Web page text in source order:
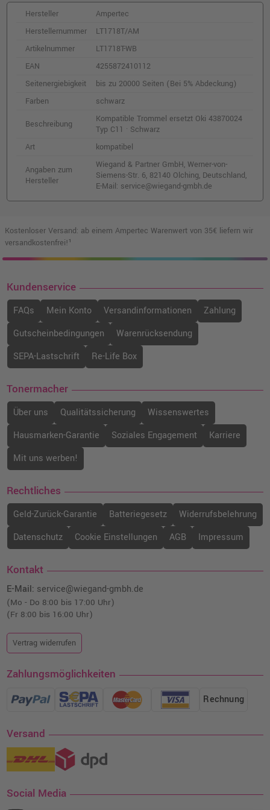
Hersteller
Ampertec
Herstellernummer
LT1718T/AM
Artikelnummer
LT1718T-WB
EAN
4255872410112
Seitenergiebigkeit
bis zu 20000 Seiten (Bei 5% Abdeckung)
Farben
schwarz
Beschreibung
Kompatible Trommel ersetzt Oki 43870024
Typ C11 · Schwarz
Art
kompatibel
Angaben zum
Hersteller
Wiegand & Partner GmbH, Werner-von-
Siemens-Str. 6, 82140 Olching, Deutschland,
E-Mail: service@wiegand-gmbh.de
Kostenloser Versand: ab einem Ampertec Warenwert von 35€ liefern wir
versandkostenfrei!¹
Kundenservice
FAQs Mein Konto Versandinformationen
Zahlung
Gutscheinbedingungen
Warenrücksendung
SEPA-Lastschrift
Re-Life Box
Tonermacher
Über uns Qualitätssicherung
Wissenswertes
Hausmarken-Garantie
Soziales Engagement
Karriere
Mit uns werben!
Rechtliches
Geld-Zurück-Garantie Batteriegesetz
Widerrufsbelehrung
Datenschutz
Cookie Einstellungen AGB Impressum
Kontakt
E-Mail: service@wiegand-gmbh.de
(Mo - Do 8:00 bis 17:00 Uhr)
(Fr 8:00 bis 16:00 Uhr)
Vertrag widerrufen
Zahlungsmöglichkeiten
Rechnung
Versand
Social Media